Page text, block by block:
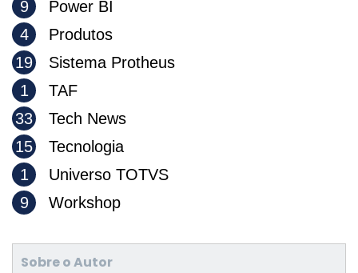
9
Power BI
4
Produtos
19
Sistema Protheus
1
TAF
33
Tech News
15
Tecnologia
1
Universo TOTVS
9
Workshop
Sobre o Autor